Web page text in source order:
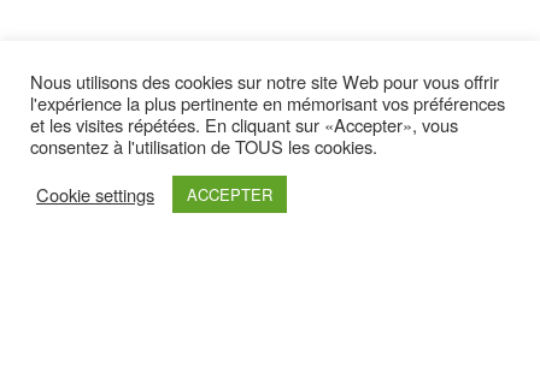
Nous utilisons des cookies sur notre site Web pour vous offrir
l'expérience la plus pertinente en mémorisant vos préférences
et les visites répétées. En cliquant sur «Accepter», vous
consentez à l'utilisation de TOUS les cookies.
Cookie settings
ACCEPTER